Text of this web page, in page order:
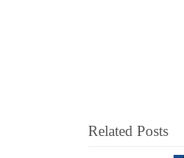
Related Posts